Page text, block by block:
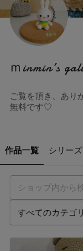
ｍinmin’s
ご覧を頂き、あり
無料です♡
作品一覧 シリーズ